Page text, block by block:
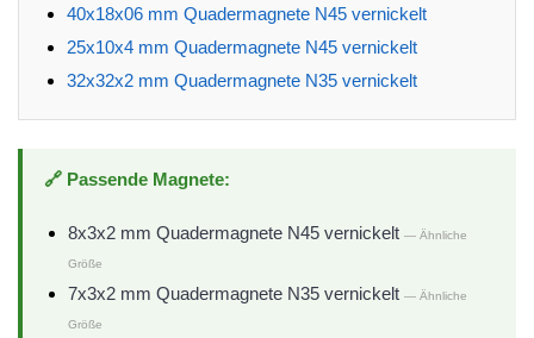
40x18x06 mm Quadermagnete N45 vernickelt
25x10x4 mm Quadermagnete N45 vernickelt
32x32x2 mm Quadermagnete N35 vernickelt
🔗 Passende Magnete:
8x3x2 mm Quadermagnete N45 vernickelt — Ähnliche
Größe
7x3x2 mm Quadermagnete N35 vernickelt — Ähnliche
Größe